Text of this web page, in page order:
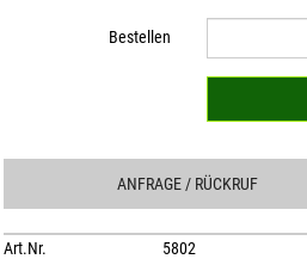
Bestellen
ANFRAGE / RÜCKRUF
Art.Nr.
5802